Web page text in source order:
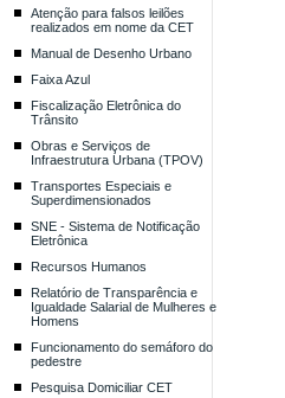
Atenção para falsos leilões
realizados em nome da CET
Manual de Desenho Urbano
Faixa Azul
Fiscalização Eletrônica do
Trânsito
Obras e Serviços de
Infraestrutura Urbana (TPOV)
Transportes Especiais e
Superdimensionados
SNE - Sistema de Notificação
Eletrônica
Recursos Humanos
Relatório de Transparência e
Igualdade Salarial de Mulheres e
Homens
Funcionamento do semáforo do
pedestre
Pesquisa Domiciliar CET